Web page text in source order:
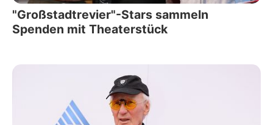
"Großstadtrevier"-Stars sammeln
Spenden mit Theaterstück